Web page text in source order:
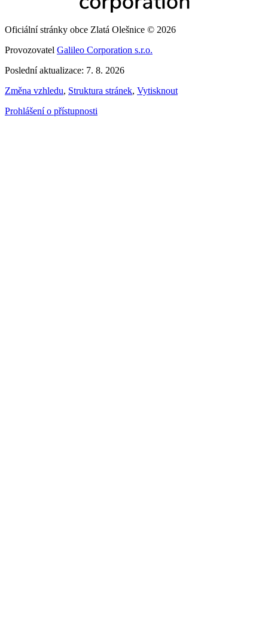
Oficiální stránky obce Zlatá Olešnice © 2026
Provozovatel Galileo Corporation s.r.o.
Poslední aktualizace: 7. 8. 2026
Změna vzhledu, Struktura stránek, Vytisknout
Prohlášení o přístupnosti